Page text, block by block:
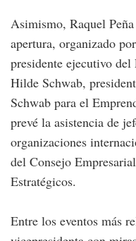
Asimismo, Raquel
apertura, organizado
presidente ejecutivo
Hilde Schwab,
Schwab para el
prevé la asistencia de
organizaciones
del Consejo
Estratégicos.
Entre los eventos más